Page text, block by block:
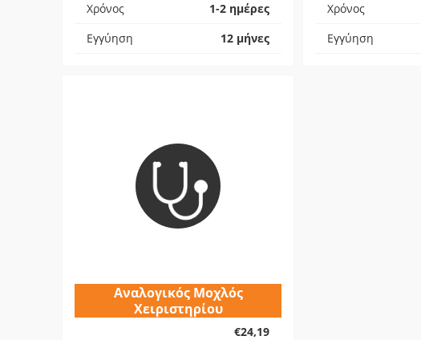
Χρόνος
1-2 ημέρες
Εγγύηση
12 μήνες
Χρόνος
Εγγύηση
Αναλογικός Μοχλός
Χειριστηρίου
€24,19